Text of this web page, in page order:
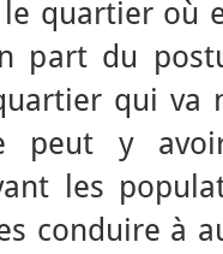
quartier où
part du
qui va
peut y
les
conduire à